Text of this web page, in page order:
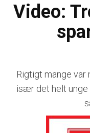
Video:
Rigtigt mange
især det helt unge